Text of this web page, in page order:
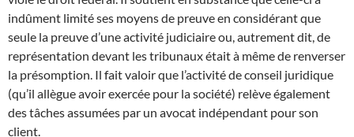
indûment limité ses moyens de preuve en considérant que
seule la preuve d’une activité judiciaire ou, autrement dit, de
représentation devant les tribunaux était à même de renverser
la présomption. Il fait valoir que l’activité de conseil juridique
(qu’il allègue avoir exercée pour la société) relève également
des tâches assumées par un avocat indépendant pour son
client.